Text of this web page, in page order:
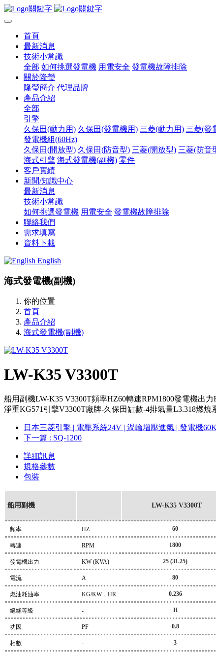
首頁
最新消息
技術小常識
全部 如何挑選發電機 用電安全 發電機故障排除
關於隆瑩
隆瑩簡介 代理品牌
產品介紹
全部
引擎
久保田(動力用) 久保田(發電機用) 三菱(動力用) 三菱(發
發電機組(60Hz)
久保田(開放型) 久保田(防音型) 三菱(開放型) 三菱(防音
海式引擎 海式發電機(副機) 零件
客戶實績
新聞/知識中心
最新消息
技術小常識
如何挑選發電機 用電安全 發電機故障排除
聯絡我們
需求填寫
資料下載
English
海式發電機(副機)
你的位置
首頁
產品介紹
海式發電機(副機)
LW-K35 V3300T
船用副機LW-K35 V3300T頻率HZ60轉速RPM1800發電機出
淨重KG571引擎V3300T廠牌-久保田缸數-4排氣量L3.318燃
日本三菱引擎 | 電壓系統24V | 渦輪增壓進氣 | 發電機
下一篇 : SQ-1200
詳細訊息
規格參數
包裝
船用副機 LW-K35 V3300T
頻率 HZ 60
轉速 RPM 1800
發電機出力 KW (KVA) 25 (31.25)
電流 A 80
燃油耗油率 KG/KW．HR 0.236
絕緣等級 - H
功因 PF 0.8
相數 - 3